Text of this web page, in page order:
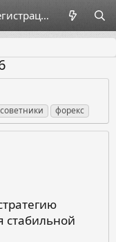
Регистрация
советники форекс
стабильной